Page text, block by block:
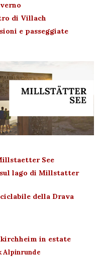
di Villach
e passeggiate
See
sul lago di Millstatter
della Drava
in estate
Alpinrunde